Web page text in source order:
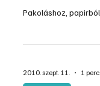
Pakoláshoz,
2010. szept. 11. 1